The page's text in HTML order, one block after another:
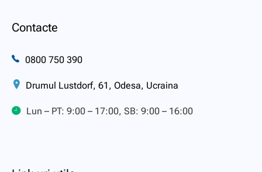
Contacte
0800 750 390
Drumul Lustdorf, 61, Odesa, Ucraina
Lun – PT: 9:00 – 17:00, SB: 9:00 – 16:00